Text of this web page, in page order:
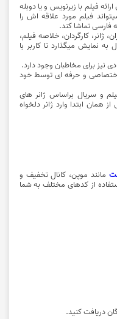
فیلم با زیرنویس و یا دوبله
فیلم مورد علاقه اش را
فارسی تماشا کند.
ژانر، کارگردان، خلاصه فیلم،
نمایش میگذارد تا کاربر با
اختصاصی و حرفه ای توسط خود
و سریال براساس ژانر های
همان ابتدا وارد ژانر دلخواه
مانند موپن، کانال تخفیف و
از کدهای مختلف به شما